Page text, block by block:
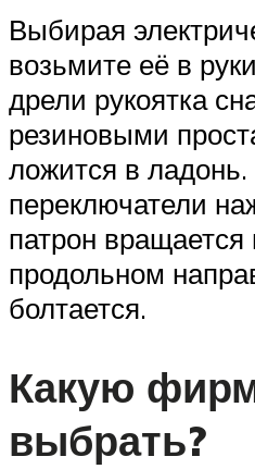
Выбирая
возьмите её в
дрели рукоятка
резиновыми
ложится в ладонь.
переключатели
патрон вращается
продольном
болтается.
Какую
выбрать?